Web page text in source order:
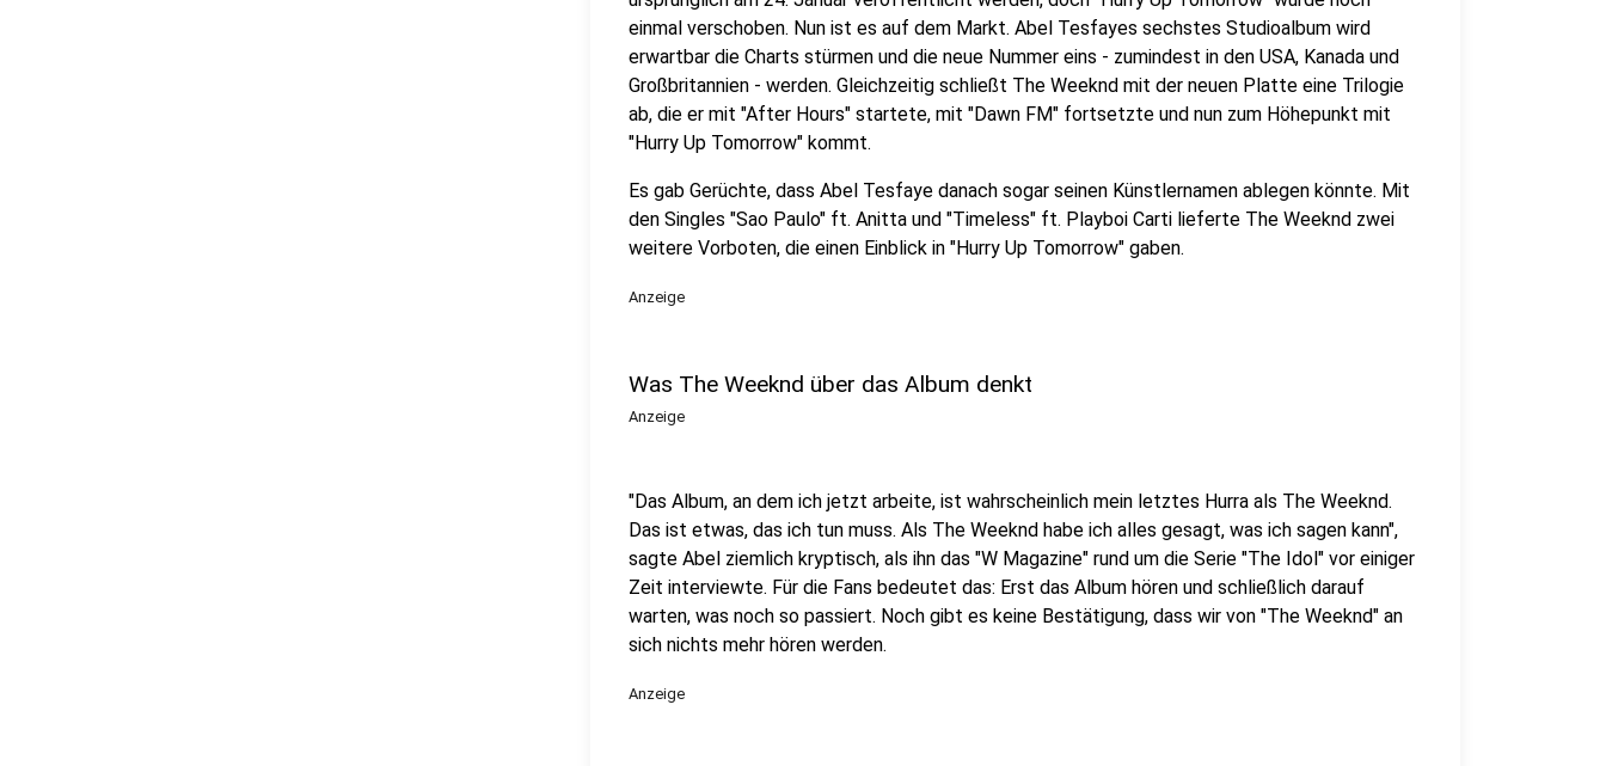
einmal verschoben. Nun ist es auf dem Markt. Abel Tesfayes sechstes Studioalbum wird
erwartbar die Charts stürmen und die neue Nummer eins - zumindest in den USA, Kanada und
Großbritannien - werden. Gleichzeitig schließt The Weeknd mit der neuen Platte eine Trilogie
ab, die er mit "After Hours" startete, mit "Dawn FM" fortsetzte und nun zum Höhepunkt mit
"Hurry Up Tomorrow" kommt.
Es gab Gerüchte, dass Abel Tesfaye danach sogar seinen Künstlernamen ablegen könnte. Mit
den Singles "Sao Paulo" ft. Anitta und "Timeless" ft. Playboi Carti lieferte The Weeknd zwei
weitere Vorboten, die einen Einblick in "Hurry Up Tomorrow" gaben.
Anzeige
Was The Weeknd über das Album denkt
Anzeige
"Das Album, an dem ich jetzt arbeite, ist wahrscheinlich mein letztes Hurra als The Weeknd.
Das ist etwas, das ich tun muss. Als The Weeknd habe ich alles gesagt, was ich sagen kann",
sagte Abel ziemlich kryptisch, als ihn das "W Magazine" rund um die Serie "The Idol" vor einiger
Zeit interviewte. Für die Fans bedeutet das: Erst das Album hören und schließlich darauf
warten, was noch so passiert. Noch gibt es keine Bestätigung, dass wir von "The Weeknd" an
sich nichts mehr hören werden.
Anzeige